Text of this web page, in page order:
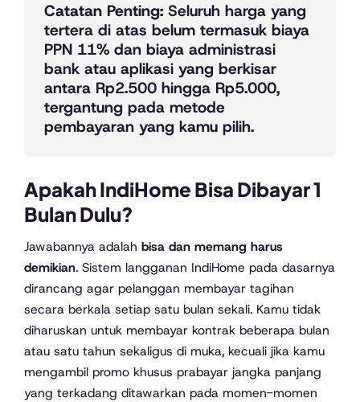
Catatan Penting: Seluruh harga yang
tertera di atas belum termasuk biaya
PPN 11% dan biaya administrasi
bank atau aplikasi yang berkisar
antara Rp2.500 hingga Rp5.000,
tergantung pada metode
pembayaran yang kamu pilih.
Apakah IndiHome Bisa Dibayar 1
Bulan Dulu?
Jawabannya adalah bisa dan memang harus
demikian. Sistem langganan IndiHome pada dasarnya
dirancang agar pelanggan membayar tagihan
secara berkala setiap satu bulan sekali. Kamu tidak
diharuskan untuk membayar kontrak beberapa bulan
atau satu tahun sekaligus di muka, kecuali jika kamu
mengambil promo khusus prabayar jangka panjang
yang terkadang ditawarkan pada momen-momen